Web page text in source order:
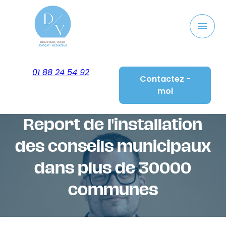
menu
01 88 24 54 92
Contactez -
moi
Report de l'installation
des conseils municipaux
dans plus de 30000
communes
Panneau de gestion des cookies